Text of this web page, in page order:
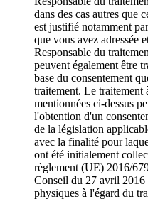
dans des cas autres que
est justifié notamment
que vous avez adressée
Responsable du
peuvent également être
base du consentement
traitement. Le traitement
mentionnées ci-dessus
l'obtention d'un
de la législation
avec la finalité pour
ont été initialement
règlement (UE) 2016/
Conseil du 27 avril 2016
physiques à l'égard du